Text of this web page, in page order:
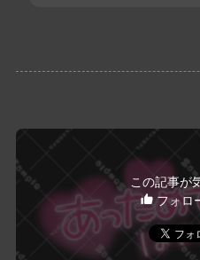
この記事が
フォロ